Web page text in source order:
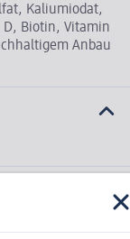
Kaliumiodat,
Biotin, Vitamin
Anbau